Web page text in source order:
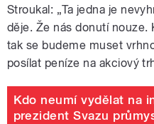
Stroukal: „Ta jedna je
děje. Že nás donutí nouze.
tak se budeme muset
posílat peníze na akciový
Kdo neumí vydělat na
prezident Svazu